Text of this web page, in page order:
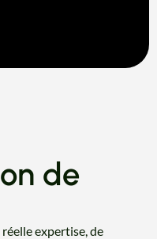
de
expertise, de